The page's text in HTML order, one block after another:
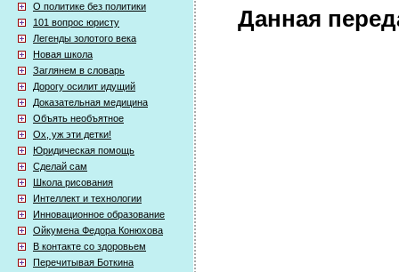
О политике без политики
101 вопрос юристу
Легенды золотого века
Новая школа
Заглянем в словарь
Дорогу осилит идущий
Доказательная медицина
Объять необъятное
Ох, уж эти детки!
Юридическая помощь
Сделай сам
Школа рисования
Интеллект и технологии
Инновационное образование
Ойкумена Федора Конюхова
В контакте со здоровьем
Перечитывая Боткина
Данная